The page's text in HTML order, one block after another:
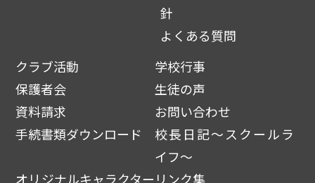
針
よくある質問
クラブ活動
学校行事
保護者会
生徒の声
資料請求
お問い合わせ
手続書類ダウンロード
校長日記～スクールラ
イフ～
オリジナルキャラクター リンク集